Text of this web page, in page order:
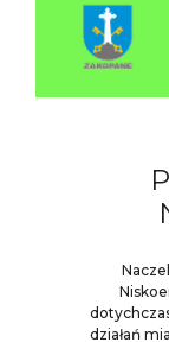
działań